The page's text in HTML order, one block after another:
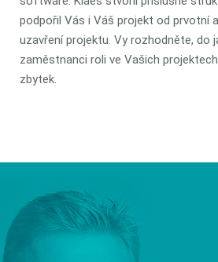
podpořil Vás i Váš projekt od prvotní
uzavření projektu. Vy rozhodněte, do
zaměstnanci roli ve Vašich
zbytek.